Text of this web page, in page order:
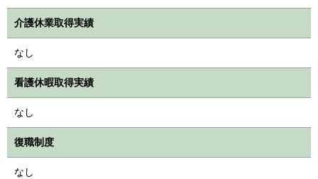
介護休業取得実績
なし
看護休暇取得実績
なし
復職制度
なし